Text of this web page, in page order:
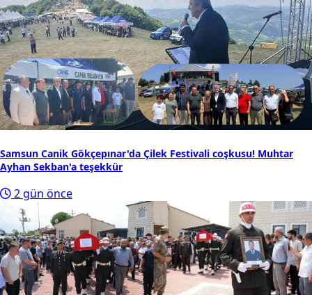
Samsun Canik Gökçepınar'da Çilek Festivali coşkusu! Muhtar
Ayhan Sekban'a teşekkür
2 gün önce